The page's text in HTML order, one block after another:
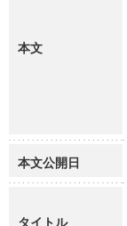
本文
本文公開日
タイトル